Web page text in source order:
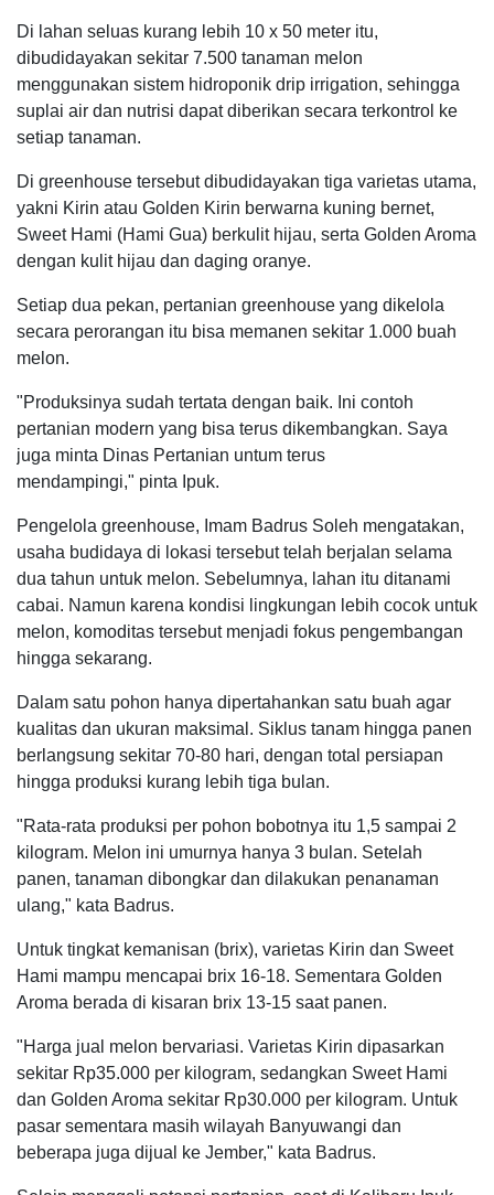
Di lahan seluas kurang lebih 10 x 50 meter itu,
dibudidayakan sekitar 7.500 tanaman melon
menggunakan sistem hidroponik drip irrigation, sehingga
suplai air dan nutrisi dapat diberikan secara terkontrol ke
setiap tanaman.
Di greenhouse tersebut dibudidayakan tiga varietas utama,
yakni Kirin atau Golden Kirin berwarna kuning bernet,
Sweet Hami (Hami Gua) berkulit hijau, serta Golden Aroma
dengan kulit hijau dan daging oranye.
Setiap dua pekan, pertanian greenhouse yang dikelola
secara perorangan itu bisa memanen sekitar 1.000 buah
melon.
"Produksinya sudah tertata dengan baik. Ini contoh
pertanian modern yang bisa terus dikembangkan. Saya
juga minta Dinas Pertanian untum terus
mendampingi," pinta Ipuk.
Pengelola greenhouse, Imam Badrus Soleh mengatakan,
usaha budidaya di lokasi tersebut telah berjalan selama
dua tahun untuk melon. Sebelumnya, lahan itu ditanami
cabai. Namun karena kondisi lingkungan lebih cocok untuk
melon, komoditas tersebut menjadi fokus pengembangan
hingga sekarang.
Dalam satu pohon hanya dipertahankan satu buah agar
kualitas dan ukuran maksimal. Siklus tanam hingga panen
berlangsung sekitar 70-80 hari, dengan total persiapan
hingga produksi kurang lebih tiga bulan.
"Rata-rata produksi per pohon bobotnya itu 1,5 sampai 2
kilogram. Melon ini umurnya hanya 3 bulan. Setelah
panen, tanaman dibongkar dan dilakukan penanaman
ulang," kata Badrus.
Untuk tingkat kemanisan (brix), varietas Kirin dan Sweet
Hami mampu mencapai brix 16-18. Sementara Golden
Aroma berada di kisaran brix 13-15 saat panen.
"Harga jual melon bervariasi. Varietas Kirin dipasarkan
sekitar Rp35.000 per kilogram, sedangkan Sweet Hami
dan Golden Aroma sekitar Rp30.000 per kilogram. Untuk
pasar sementara masih wilayah Banyuwangi dan
beberapa juga dijual ke Jember," kata Badrus.